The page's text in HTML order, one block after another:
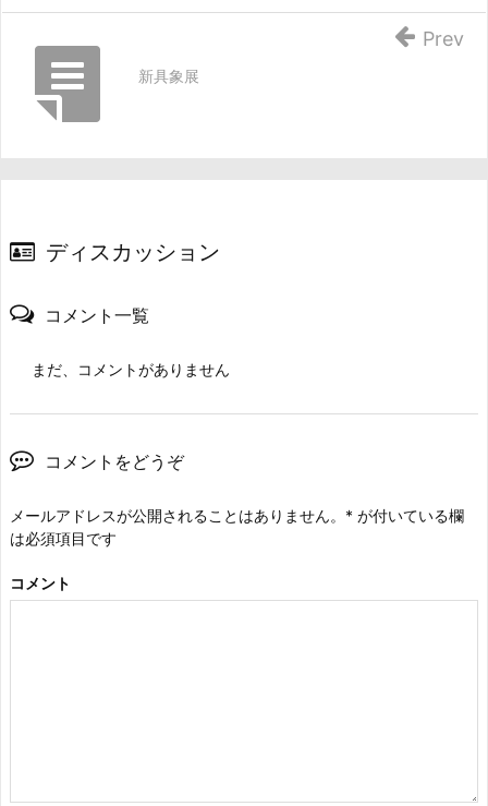
新具象展
Prev
ディスカッション
コメント一覧
まだ、コメントがありません
コメントをどうぞ
メールアドレスが公開されることはありません。 * が付いている欄
は必須項目です
コメント